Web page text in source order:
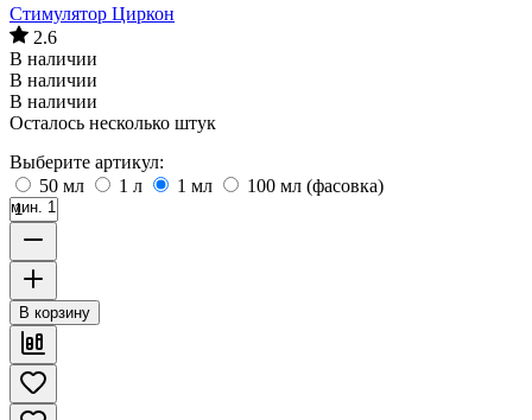
Стимулятор Циркон
2.6
В наличии
В наличии
В наличии
Осталось несколько штук
Выберите артикул:
50 мл
1 л 1 мл 100 мл (фасовка)
мин. 1
В корзину